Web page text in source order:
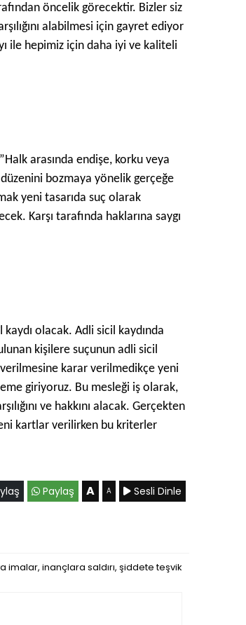
öncelik görecektir. Bizler siz
alabilmesi için gayret ediyor
ile hepimiz için daha iyi ve kaliteli
arasında endişe, korku veya
bozmaya yönelik gerçeğe
yeni tasarıda suç olarak
Karşı tarafında haklarına saygı
olacak. Adli sicil kaydında
kişilere suçunun adli sicil
verilmesine karar verilmedikçe yeni
giriyoruz. Bu mesleği iş olarak,
ve hakkını alacak. Gerçekten
kartlar verilirken bu kriterler
Paylaş A A Sesli Dinle
inançlara saldırı, şiddete teşvik